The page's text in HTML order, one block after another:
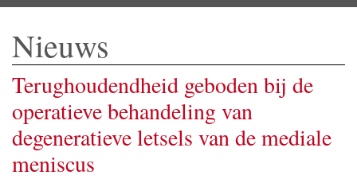
Nieuws
Terughoudendheid geboden bij de
operatieve behandeling van
degeneratieve letsels van de mediale
meniscus